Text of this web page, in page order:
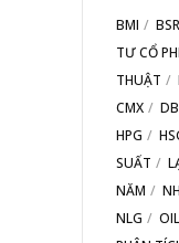
BMI BSR
TƯ CỔ
THUẬT
CMX
HPG
SUẤT
NĂM
NLG
OIL